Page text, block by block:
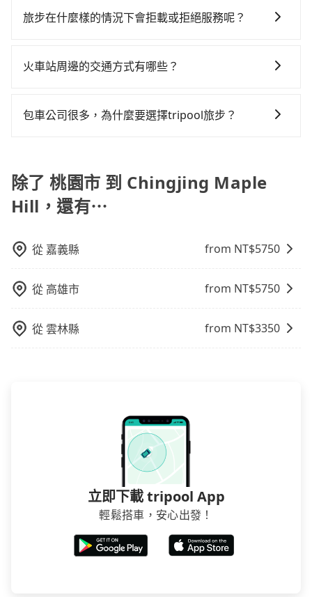
的拼車共乘服務，最多可再節省50%的交通費用。
或九人座可供選擇，而且無人租車最令人詬病的就是車
樣。另外，偶爾也會遇到明明已經預約了時間但上一位
小的風險。最後，雖然路邊隨租隨還看似方便，但實際
其叫車的難度是雙北市的490倍。綜合以上，無論在價格
您的旅程能更有彈性及保障。
前往Chingjing Maple Hill的途中可備註加點。每個加點
時間，收取額外費用是必要的補償。
旅步在什麼樣的情況下會拒載或拒絕服務呢？
原因，司機有權拒絕服務： 1) 當日搭車人數或行李超過
同行，卻無自備或加購兒童座椅。提醒您，為了保護孩
火車站周邊的交通方式有哪些？
方式： 公車或客運：乘坐公車或客運到達或離開火車
開火車站，是最便利的，無需與人共乘、快速抵達。
包車公司很多，為什麼要選擇tripool旅步？
旅途安全無憂，我們的司機都是專業且可靠的職業駕
駛。關於價格，旅步官網可一鍵即時查價，所示價格絕
無隱藏費用，且還提供優於其他業者更彈性的取消政
往市區還是郊區，我們都可以為您提供最佳的旅遊體
驗。所以，如果您正在尋找一家可靠的包車公司，
tripool旅步絕對是您值得信任的不二選擇！
除了 桃園市 到 Chingjing Maple
Hill，還有⋯
從 嘉義縣 from NT$5750
從 高雄市 from NT$5750
從雲林縣 from NT$3350
立即下載 tripool App
輕鬆搭車，安心出發！